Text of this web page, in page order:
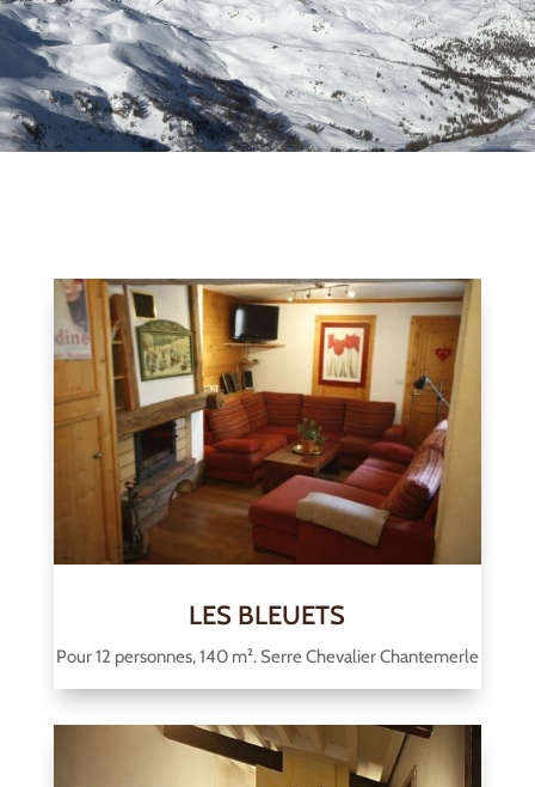
LES BLEUETS
Pour 12 personnes, 140 m². Serre Chevalier Chantemerle